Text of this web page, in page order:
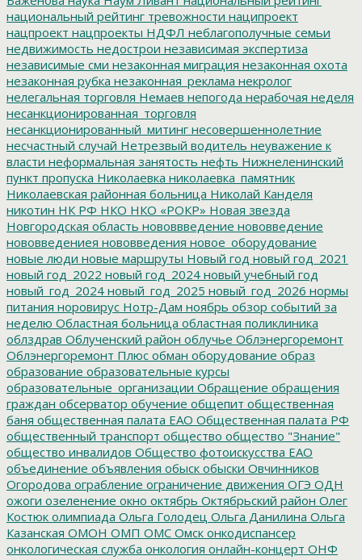
национальный рейтинг тревожности наципроект
нацпроект нацпроекты НДФЛ неблагополучные семьи
недвижимость недострои независимая экспертиза
независимые сми незаконная миграция незаконная охота
незаконная рубка незаконная_реклама некролог
нелегальная торговля Немаев непогода нерабочая неделя
несанкционированная_торговля
несанкционированный_митинг несовершеннолетние
несчастный случай Нетрезвый водитель неуважение к
власти неформальная занятость нефть Нижнеленинский
пункт пропуска Николаевка николаевка_памятник
Николаевская районная больница Николай Канделя
никотин НК РФ НКО НКО «РОКР» Новая звезда
Новгородская область нововвведение нововведение
нововведениея нововведения новое_оборудование
новые люди новые маршруты Новый год новый год_2021
новый год_2022 новый год_2024 новый учебный год
новый_год_2024 новый_год_2025 новый_год_2026 нормы
питания норовирус Нотр-Дам ноябрь обзор событий за
неделю Областная больница областная поликлиника
облздрав Облученский район облучье Облэнергоремонт
Облэнергоремонт Плюс обман оборудование образ
образование образовательные курсы
образовательные_организации Обращение обращения
граждан обсерватор обучение общепит общественная
баня общественная палата ЕАО Общественная палата РФ
общественный транспорт общество общество "Знание"
общество инвалидов Общество фотоискусства ЕАО
объединение объявления обыск обыски Овчинников
Огородова ограбление ограничение движения ОГЭ ОДН
ожоги озеленение окно октябрь Октябрьский район Олег
Костюк олимпиада Ольга Голодец Ольга Данилина Ольга
Казанская ОМОН ОМП ОМС Омск онкодиспансер
онкологическая служба онкология онлайн-концерт ОНФ